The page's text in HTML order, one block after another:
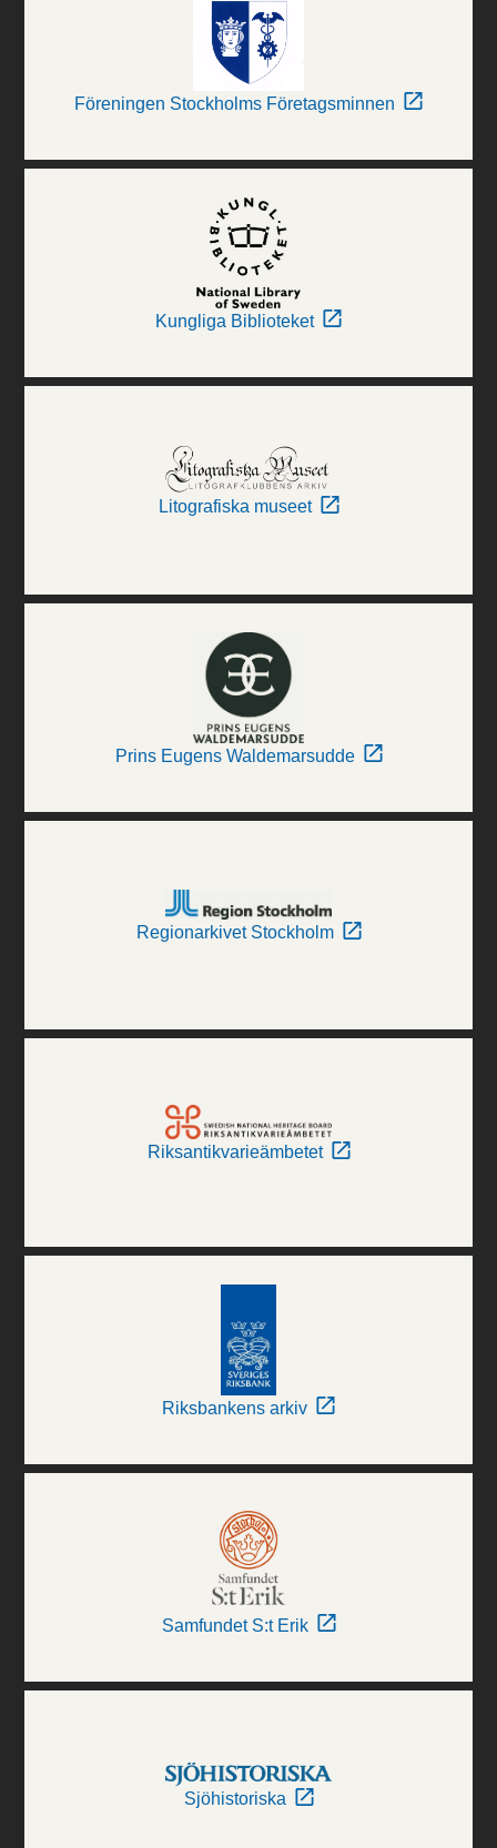
Föreningen Stockholms Företagsminnen
Kungliga Biblioteket
Litografiska museet
Prins Eugens Waldemarsudde
Regionarkivet Stockholm
Riksantikvarieämbetet
Riksbankens arkiv
Samfundet S:t Erik
Sjöhistoriska